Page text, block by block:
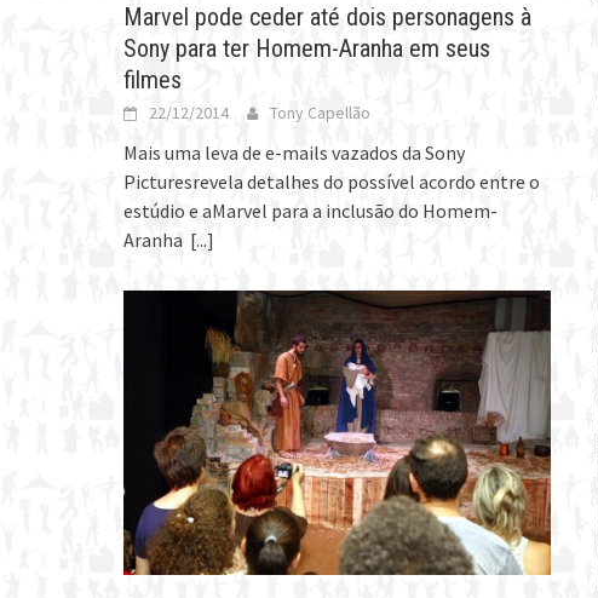
Marvel pode ceder até dois personagens à
Sony para ter Homem-Aranha em seus
filmes
22/12/2014 Tony Capellão
Mais uma leva de e-mails vazados da Sony
Picturesrevela detalhes do possível acordo entre o
estúdio e aMarvel para a inclusão do Homem-
Aranha [...]